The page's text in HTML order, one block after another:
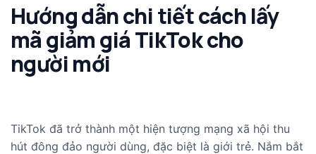
Hướng dẫn chi tiết cách lấy
mã giảm giá TikTok cho
người mới
TikTok đã trở thành một hiện tượng mạng xã hội thu
hút đông đảo người dùng, đặc biệt là giới trẻ. Nắm bắt